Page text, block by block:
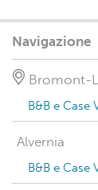
Navigazione
Bromont-
B&B e
Alvernia
B&B e Case